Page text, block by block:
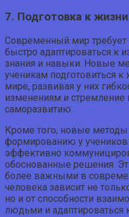
7. Подготовка к
Современный мир требует
быстро адаптироваться к
знания и навыки. Новые
ученикам подготовиться
мире, развивая у них
изменениям и стремление
саморазвитию.
Кроме того, новые
формированию у учеников
эффективно
обоснованные решения.
более важными в
человека зависит не
но и от способности
людьми и адаптироваться